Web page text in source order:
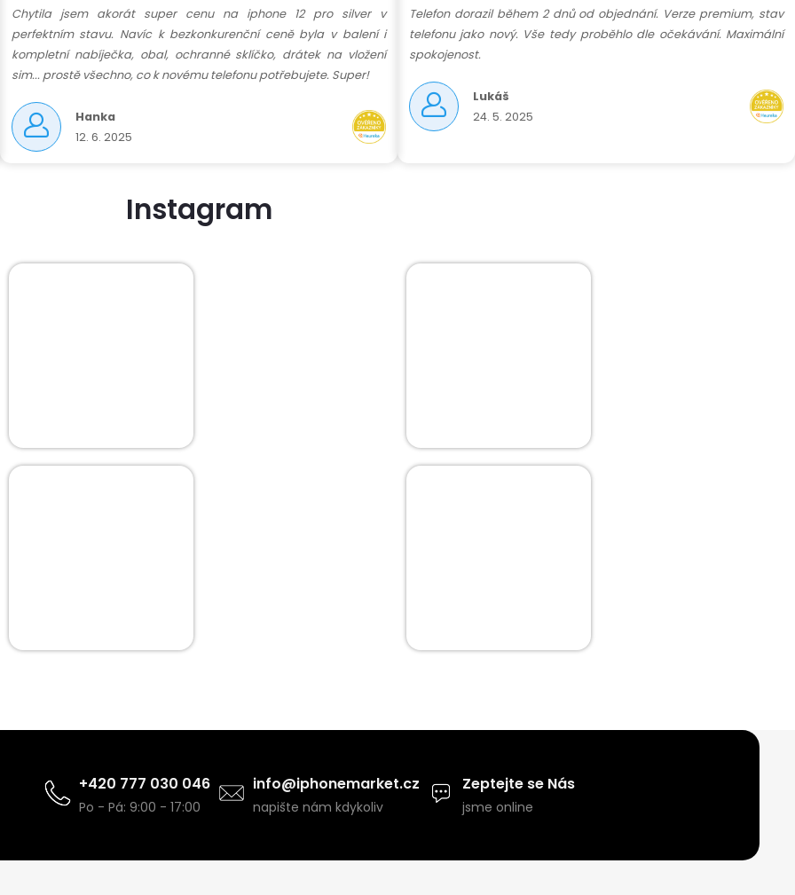
Chytila jsem akorát super cenu na iphone 12 pro silver v
perfektním stavu. Navíc k bezkonkurenční ceně byla v balení i
kompletní nabíječka, obal, ochranné sklíčko, drátek na vložení
sim... prostě všechno, co k novému telefonu potřebujete. Super!
Hanka
12. 6. 2025
Telefon dorazil během 2 dnů od objednání. Verze premium, stav
telefonu jako nový. Vše tedy proběhlo dle očekávání. Maximální
spokojenost.
Lukáš
24. 5. 2025
Instagram
+420 777 030 046
Po - Pá: 9:00 - 17:00
info@iphonemarket.cz
napište nám kdykoliv
Zeptejte se Nás
jsme online